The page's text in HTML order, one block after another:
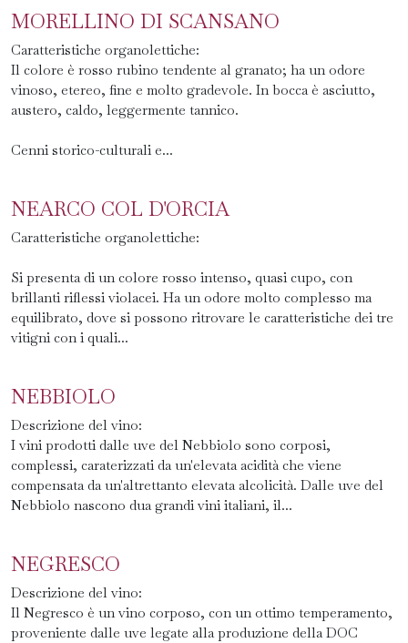
MORELLINO DI SCANSANO
Caratteristiche organolettiche:
Il colore è rosso rubino tendente al granato; ha un odore
vinoso, etereo, fine e molto gradevole. In bocca è asciutto,
austero, caldo, leggermente tannico.
Cenni storico-culturali e...
NEARCO COL D'ORCIA
Caratteristiche organolettiche:
Si presenta di un colore rosso intenso, quasi cupo, con
brillanti riflessi violacei. Ha un odore molto complesso ma
equilibrato, dove si possono ritrovare le caratteristiche dei tre
vitigni con i quali...
NEBBIOLO
Descrizione del vino:
I vini prodotti dalle uve del Nebbiolo sono corposi,
complessi, caraterizzati da un'elevata acidità che viene
compensata da un'altrettanto elevata alcolicità. Dalle uve del
Nebbiolo nascono dua grandi vini italiani, il...
NEGRESCO
Descrizione del vino:
Il Negresco è un vino corposo, con un ottimo temperamento,
proveniente dalle uve legate alla produzione della DOC